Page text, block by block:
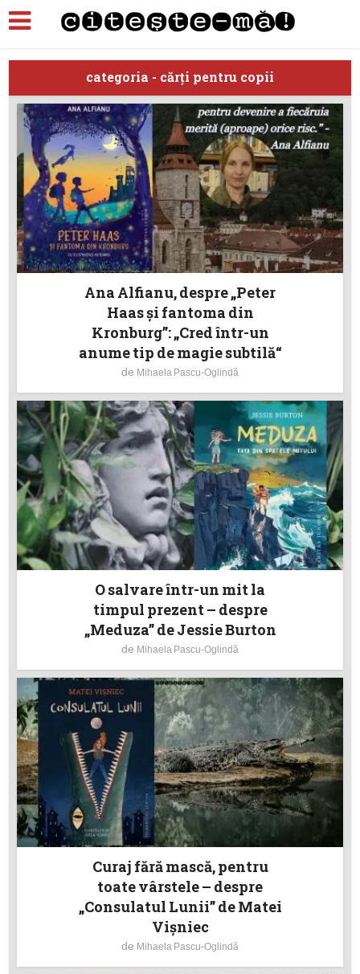
categoria - cărţi pentru copii
Ana Alfianu, despre „Peter
Haas și fantoma din
Kronburg”: „Cred într-un
anume tip de magie subtilă“
de Mihaela Pascu-Oglindă
O salvare într-un mit la
timpul prezent – despre
„Meduza” de Jessie Burton
de Mihaela Pascu-Oglindă
Curaj fără mască, pentru
toate vârstele – despre
„Consulatul Lunii” de Matei
Vișniec
de Mihaela Pascu-Oglindă